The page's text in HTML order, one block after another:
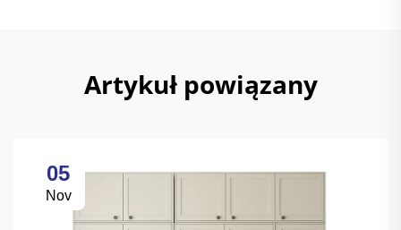
Artykuł powiązany
05
Nov